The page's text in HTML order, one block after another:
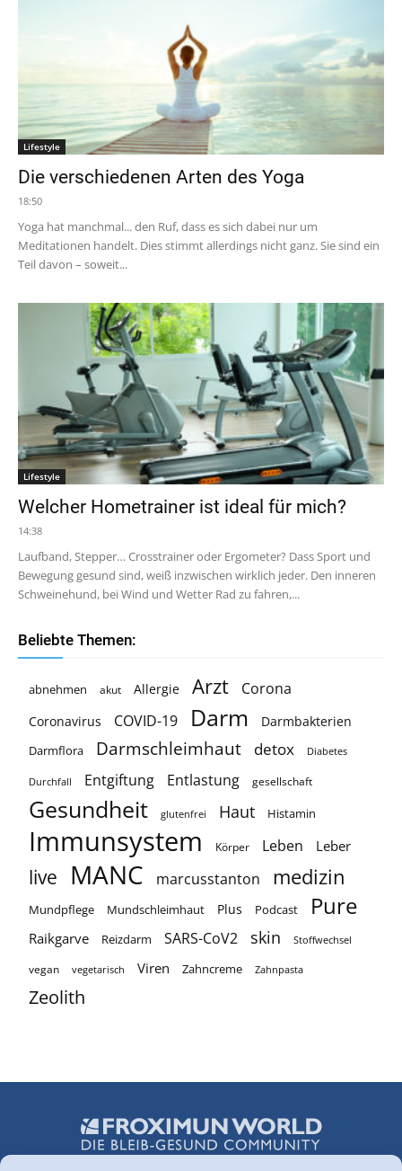
Lifestyle
Die verschiedenen Arten des Yoga
18:50
Yoga hat manchmal... den Ruf, dass es sich dabei nur um
Meditationen handelt. Dies stimmt allerdings nicht ganz. Sie sind ein
Teil davon – soweit...
Lifestyle
Welcher Hometrainer ist ideal für mich?
14:38
Laufband, Stepper… Crosstrainer oder Ergometer? Dass Sport und
Bewegung gesund sind, weiß inzwischen wirklich jeder. Den inneren
Schweinehund, bei Wind und Wetter Rad zu fahren,...
Beliebte Themen:
abnehmen akut Allergie Arzt Corona
Coronavirus COVID-19 Darm Darmbakterien
Darmflora Darmschleimhaut detox Diabetes
Durchfall Entgiftung Entlastung gesellschaft
Gesundheit glutenfrei Haut Histamin
Immunsystem Körper Leben Leber
live MANC marcusstanton medizin
Mundpflege Mundschleimhaut Plus Podcast Pure
Raikgarve Reizdarm SARS-CoV2 skin Stoffwechsel
vegan vegetarisch Viren Zahncreme Zahnpasta
Zeolith